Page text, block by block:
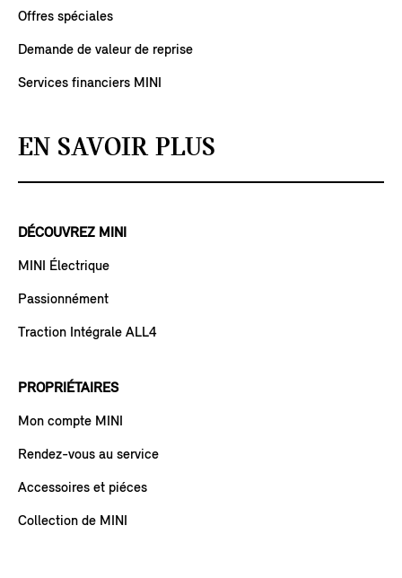
Offres spéciales
Demande de valeur de reprise
Services financiers MINI
EN SAVOIR PLUS
DÉCOUVREZ MINI
MINI Électrique
Passionnément
Traction Intégrale ALL4
PROPRIÉTAIRES
Mon compte MINI
Rendez-vous au service
Accessoires et piéces
Collection de MINI